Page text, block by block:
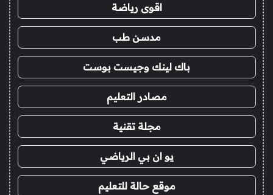
اقوى رياضة
مدسن طب
باك لينك وجيست بوست
مصادر التعليم
مجلة تقنية
يو ان بي الرياضي
موقع حالة للتعليم